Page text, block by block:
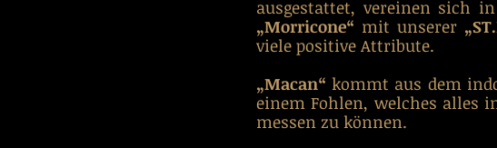
„Morricone“ mit unserer
viele positive Attribute.
„Macan“ kommt aus dem
einem Fohlen, welches alles
messen zu können.